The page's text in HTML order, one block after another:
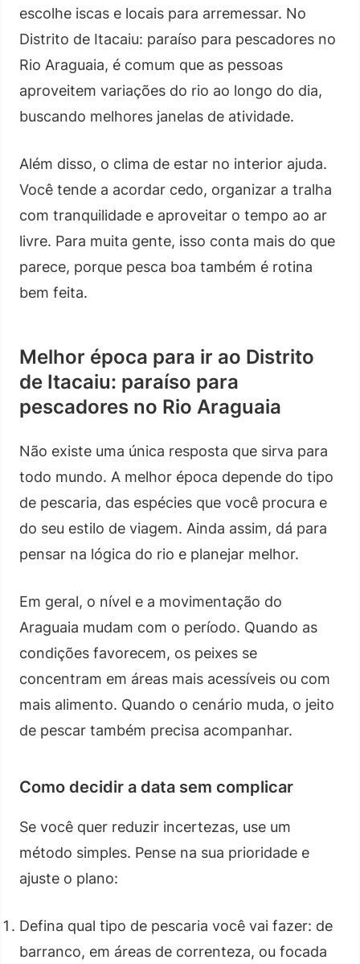
escolhe iscas e locais para arremessar. No
Distrito de Itacaiu: paraíso para pescadores no
Rio Araguaia, é comum que as pessoas
aproveitem variações do rio ao longo do dia,
buscando melhores janelas de atividade.
Além disso, o clima de estar no interior ajuda.
Você tende a acordar cedo, organizar a tralha
com tranquilidade e aproveitar o tempo ao ar
livre. Para muita gente, isso conta mais do que
parece, porque pesca boa também é rotina
bem feita.
Melhor época para ir ao Distrito
de Itacaiu: paraíso para
pescadores no Rio Araguaia
Não existe uma única resposta que sirva para
todo mundo. A melhor época depende do tipo
de pescaria, das espécies que você procura e
do seu estilo de viagem. Ainda assim, dá para
pensar na lógica do rio e planejar melhor.
Em geral, o nível e a movimentação do
Araguaia mudam com o período. Quando as
condições favorecem, os peixes se
concentram em áreas mais acessíveis ou com
mais alimento. Quando o cenário muda, o jeito
de pescar também precisa acompanhar.
Como decidir a data sem complicar
Se você quer reduzir incertezas, use um
método simples. Pense na sua prioridade e
ajuste o plano:
Defina qual tipo de pescaria você vai fazer: de
barranco, em áreas de correnteza, ou focada